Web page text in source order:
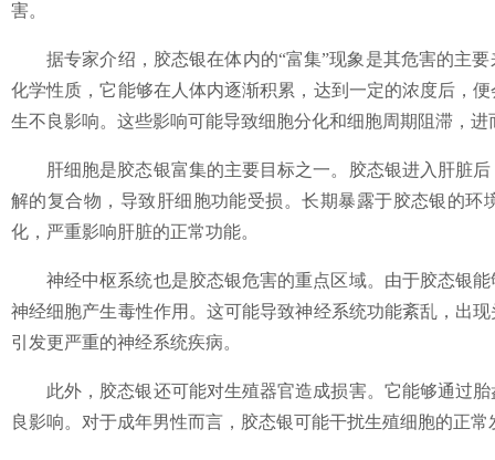
害。
据专家介绍，胶态银在体内的“富集”现象是其危害的主
化学性质，它能够在人体内逐渐积累，达到一定的浓度后，
生不良影响。这些影响可能导致细胞分化和细胞周期阻滞，
肝细胞是胶态银富集的主要目标之一。胶态银进入肝脏
解的复合物，导致肝细胞功能受损。长期暴露于胶态银的环
化，严重影响肝脏的正常功能。
神经中枢系统也是胶态银危害的重点区域。由于胶态银
神经细胞产生毒性作用。这可能导致神经系统功能紊乱，出
引发更严重的神经系统疾病。
此外，胶态银还可能对生殖器官造成损害。它能够通过
良影响。对于成年男性而言，胶态银可能干扰生殖细胞的正